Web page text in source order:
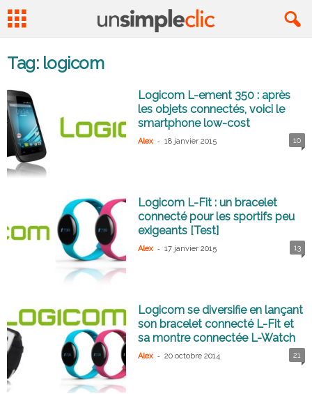
Tag: logicom
Logicom L-ement 350 : après
les objets connectés, voici le
smartphone low-cost
Alex - 18 janvier 2015 10
Logicom L-Fit : un bracelet
connecté pour les sportifs peu
exigeants [Test]
Alex - 17 janvier 2015 13
Logicom se diversifie en lançant
son bracelet connecté L-Fit et
sa montre connectée L-Watch
Alex - 20 octobre 2014 21